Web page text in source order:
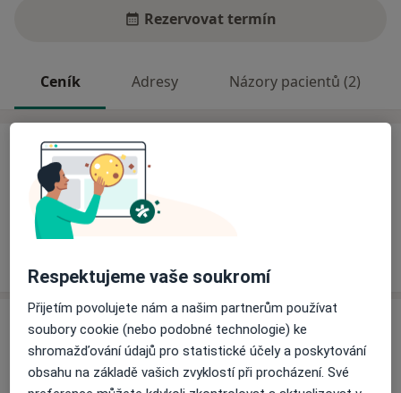
Rezervovat termín
Ceník Adresy Názory pacientů (2)
Ceník
Informace o službách a cenách nejsou k dispozici
Tento specialista ještě nepřidával žádné informace o
Adresa
Ord. praktického lékaře gynekologa
Masarykova 331, Ústí nad Labem40001
Respektujeme vaše soukromí
Přijetím povolujete nám a našim partnerům používat
soubory cookie (nebo podobné technologie) ke
shromažďování údajů pro statistické účely a poskytování
obsahu na základě vašich zvyklostí při procházení. Své